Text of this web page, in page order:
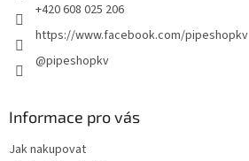
+420 608 025 206
https://www.facebook.com/pipeshopkv
@pipeshopkv
Informace pro vás
Jak nakupovat